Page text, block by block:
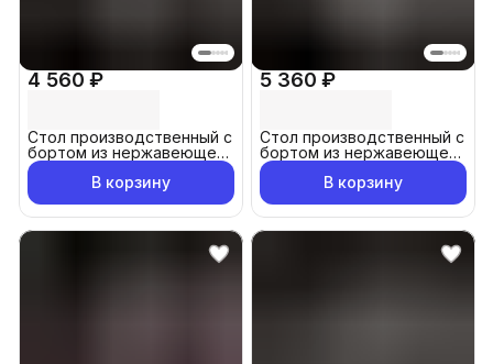
4 560 ₽
Стол производственный с
бортом из нержавеющей
стали 50x60 см
В корзину
5 360 ₽
Стол производственный с
бортом из нержавеющей
стали 80x60 см
В корзину